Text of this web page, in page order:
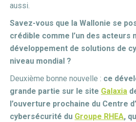
aussi.
Savez-vous que la Wallonie se
crédible comme l’un des acteurs
développement de solutions de
niveau mondial ?
Deuxième bonne nouvelle : ce
grande partie sur le site Galaxia
l’ouverture prochaine du Centre
cybersécurité du Groupe RHEA,